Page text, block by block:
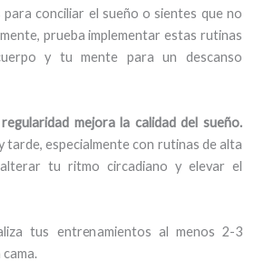
conciliar el sueño o sientes que no
prueba implementar estas rutinas
y tu mente para un descanso
mejora la calidad del sueño.
tarde, especialmente con rutinas de alta
alterar tu ritmo circadiano y elevar el
tus entrenamientos al menos 2-3